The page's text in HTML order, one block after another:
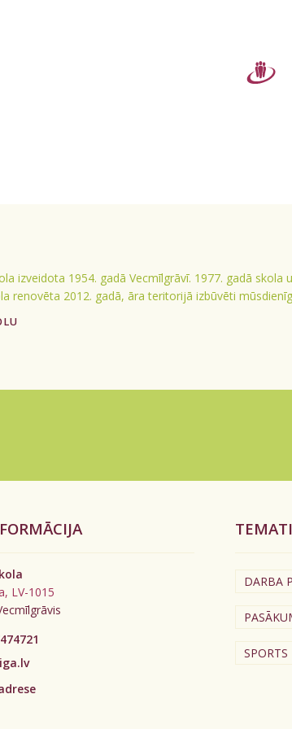
izveidota 1954. gadā Vecmīlgrāvī. 1977. gadā
renovēta 2012. gadā, āra teritorijā izbūvēti
LV-1015
TEMATI
DARBA
SPORTS